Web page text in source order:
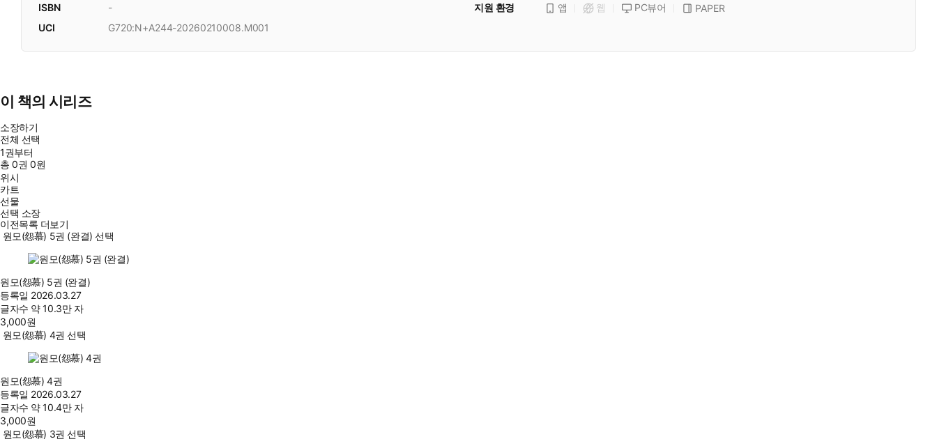
지원 환경
앱 웹 PC뷰어 PAPER
ISBN
-
UCI
G720:N+A244-20260210008.M001
이 책의 시리즈
소장하기
전체 선택
1권부터
총0권 0원
위시
카트
선물
선택 소장
이전목록 더보기
원모(怨慕) 5권 (완결) 선택
원모(怨慕) 5권 (완결)
등록일 2026.03.27
글자수 약 10.3만 자
3,000원
원모(怨慕) 4권 선택
원모(怨慕) 4권
등록일 2026.03.27
글자수 약 10.4만 자
3,000원
원모(怨慕) 3권 선택